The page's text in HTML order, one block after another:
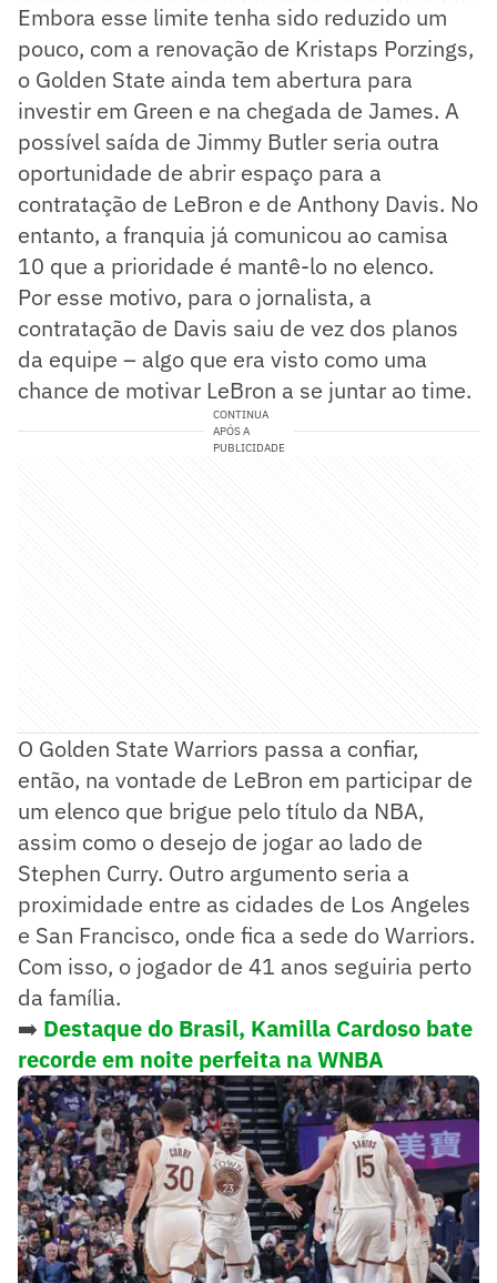
Embora esse limite tenha sido reduzido um
pouco, com a renovação de Kristaps Porzings,
o Golden State ainda tem abertura para
investir em Green e na chegada de James. A
possível saída de Jimmy Butler seria outra
oportunidade de abrir espaço para a
contratação de LeBron e de Anthony Davis. No
entanto, a franquia já comunicou ao camisa
10 que a prioridade é mantê-lo no elenco.
Por esse motivo, para o jornalista, a
contratação de Davis saiu de vez dos planos
da equipe – algo que era visto como uma
chance de motivar LeBron a se juntar ao time.
CONTINUA
APÓS A
PUBLICIDADE
O Golden State Warriors passa a confiar,
então, na vontade de LeBron em participar de
um elenco que brigue pelo título da NBA,
assim como o desejo de jogar ao lado de
Stephen Curry. Outro argumento seria a
proximidade entre as cidades de Los Angeles
e San Francisco, onde fica a sede do Warriors.
Com isso, o jogador de 41 anos seguiria perto
da família.
➡️ Destaque do Brasil, Kamilla Cardoso bate
recorde em noite perfeita na WNBA